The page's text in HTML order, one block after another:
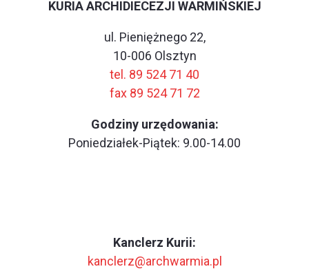
KURIA ARCHIDIECEZJI WARMIŃSKIEJ
ul. Pieniężnego 22,
10-006 Olsztyn
tel. 89 524 71 40
fax 89 524 71 72
Godziny urzędowania:
Poniedziałek-Piątek: 9.00-14.00
Kanclerz Kurii:
kanclerz@archwarmia.pl